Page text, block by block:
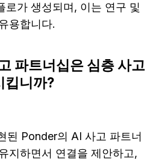
로가 생성되며, 이는 연구 및
용합니다.
파트너십은 심층 사고
킵니까?
된 Ponder의 AI 사고 파트너
지하면서 연결을 제안하고,